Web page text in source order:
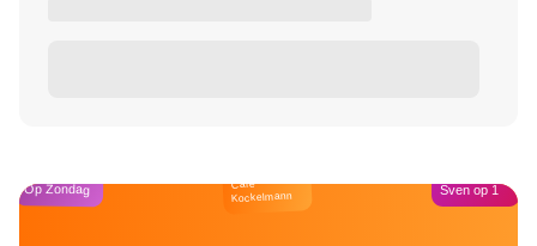
Op Zondag Café
Kockelmann Sven op 1